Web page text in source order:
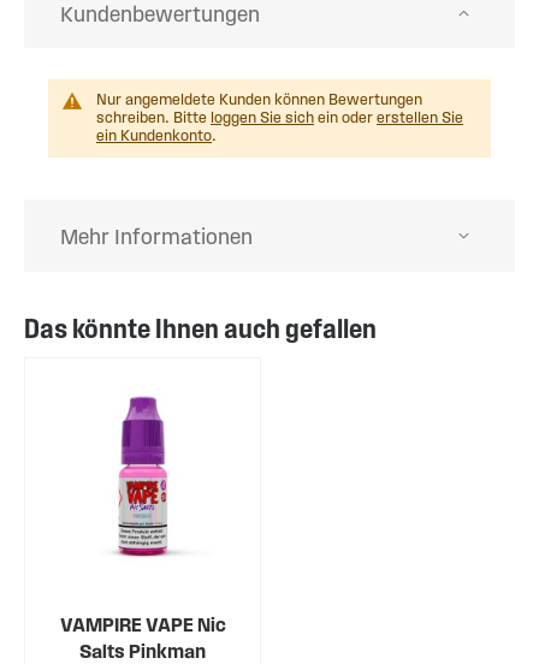
Kundenbewertungen
Nur angemeldete Kunden können Bewertungen
schreiben. Bitte loggen Sie sich ein oder erstellen Sie
ein Kundenkonto.
Mehr Informationen
Das könnte Ihnen auch gefallen
VAMPIRE VAPE Nic
Salts Pinkman